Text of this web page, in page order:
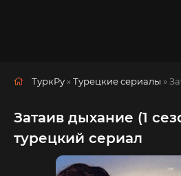
ТуркРу »Турецкие сериалы »
Затаив дыхание (1
турецкий сериал